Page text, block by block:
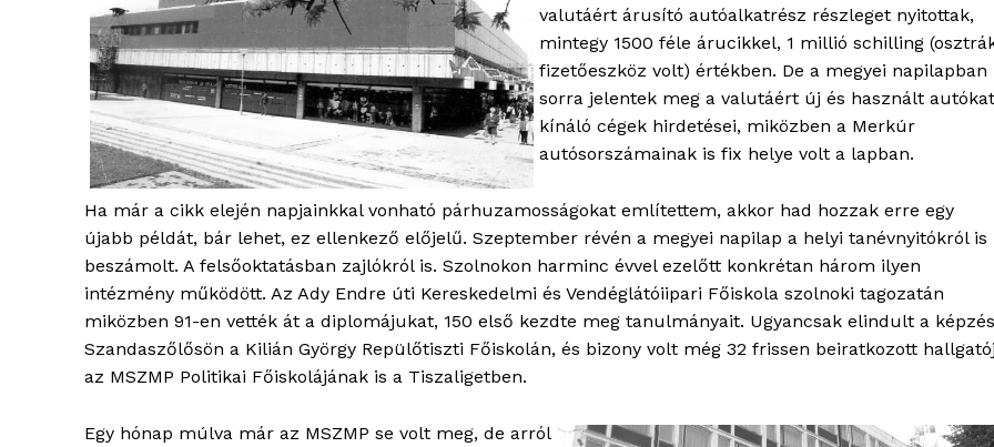
valutáért árusító autóalkatrész részleget nyitottak,
mintegy 1500 féle árucikkel, 1 millió schilling
fizetőeszköz volt) értékben. De a megyei napilapban
sorra jelentek meg a valutáért új és használt autókat
kínáló cégek hirdetései, miközben a Merkúr
autósorszámainak is fix helye volt a lapban.
Ha már a cikk elején napjainkkal vonható párhuzamosságokat említettem, akkor had hozzak erre egy
újabb példát, bár lehet, ez ellenkező előjelű. Szeptember révén a megyei napilap a helyi tanévnyitókról is
beszámolt. A felsőoktatásban zajlókról is. Szolnokon harminc évvel ezelőtt konkrétan három ilyen
intézmény működött. Az Ady Endre úti Kereskedelmi és Vendéglátóiipari Főiskola szolnoki tagozatán
miközben 91-en vették át a diplomájukat, 150 első kezdte meg tanulmányait. Ugyancsak elindult a képzés
Szandaszőlősön a Kilián György Repülőtiszti Főiskolán, és bizony volt még 32 frissen beiratkozott
az MSZMP Politikai Főiskolájának is a Tiszaligetben.
Egy hónap múlva már az MSZMP se volt meg, de arról